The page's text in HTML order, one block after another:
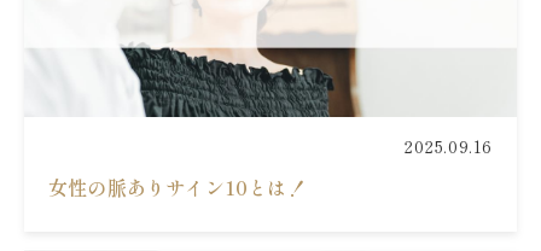
2025.09.16
女性の脈ありサイン10とは！